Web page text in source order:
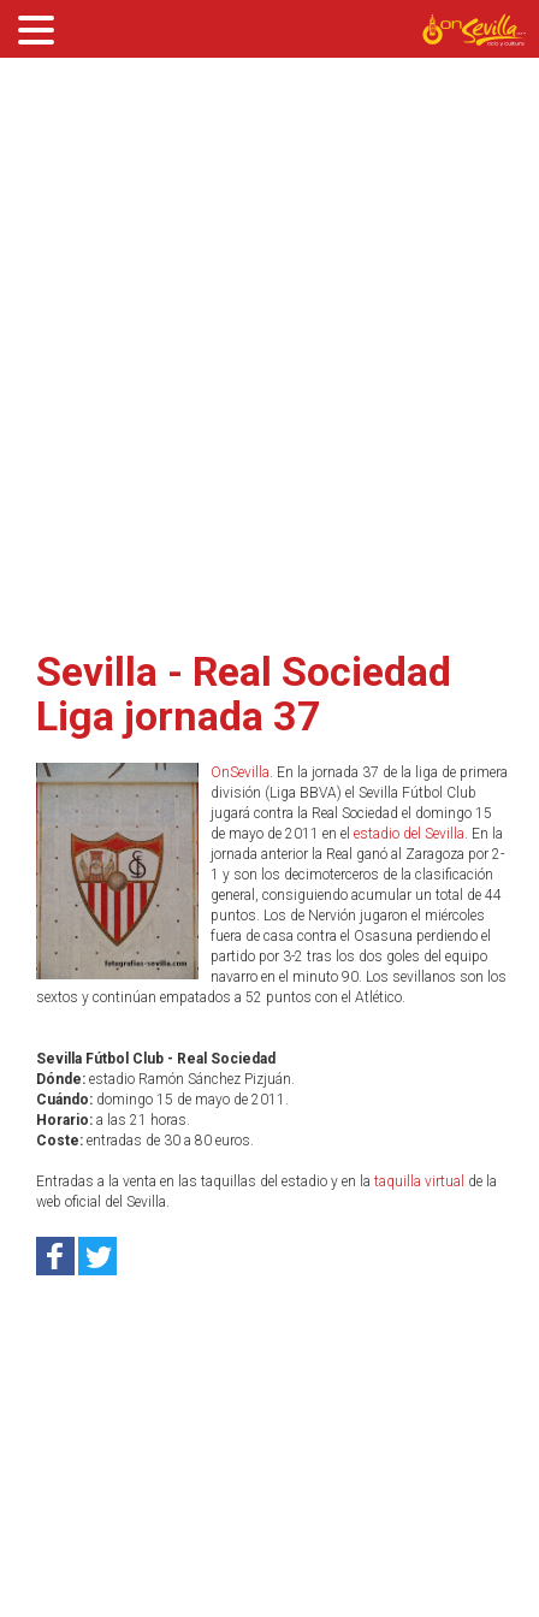
Sevilla - Real Sociedad
Liga jornada 37
OnSevilla. En la jornada 37 de la liga de primera
división (Liga BBVA) el Sevilla Fútbol Club
jugará contra la Real Sociedad el domingo 15
de mayo de 2011 en el estadio del Sevilla. En la
jornada anterior la Real ganó al Zaragoza por 2-
1 y son los decimoterceros de la clasificación
general, consiguiendo acumular un total de 44
puntos. Los de Nervión jugaron el miércoles
fuera de casa contra el Osasuna perdiendo el
partido por 3-2 tras los dos goles del equipo
navarro en el minuto 90. Los sevillanos son los
sextos y continúan empatados a 52 puntos con el Atlético.
Sevilla Fútbol Club - Real Sociedad
Dónde: estadio Ramón Sánchez Pizjuán.
Cuándo: domingo 15 de mayo de 2011.
Horario: a las 21 horas.
Coste: entradas de 30 a 80 euros.
Entradas a la venta en las taquillas del estadio y en la taquilla virtual de la
web oficial del Sevilla.